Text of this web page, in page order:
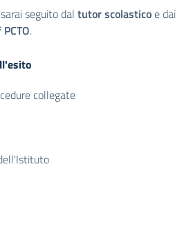
seguito dal tutor scolasticoe dai
.
collegate